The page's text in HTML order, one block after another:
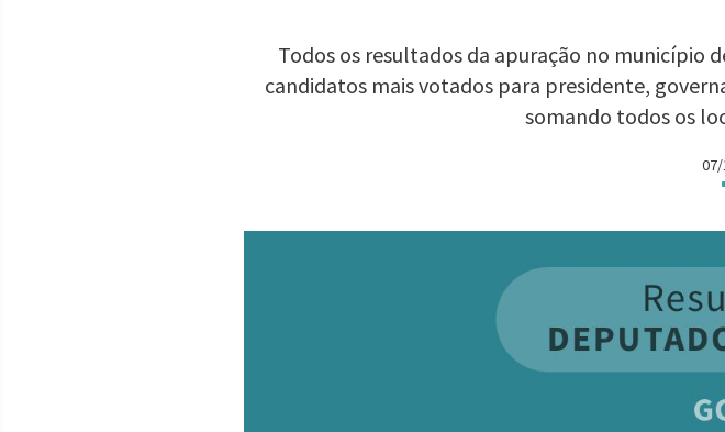
Todos os resultados da apuração no município
candidatos mais votados para presidente,
somando todos os